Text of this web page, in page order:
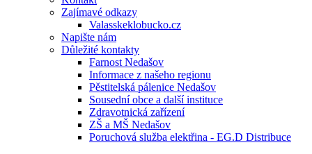
Zajímavé odkazy
Valasskeklobucko.cz
Napište nám
Důležité kontakty
Farnost Nedašov
Informace z našeho regionu
Pěstitelská pálenice Nedašov
Sousední obce a další instituce
Zdravotnická zařízení
ZŠ a MŠ Nedašov
Poruchová služba elektřina - EG.D Distribuce